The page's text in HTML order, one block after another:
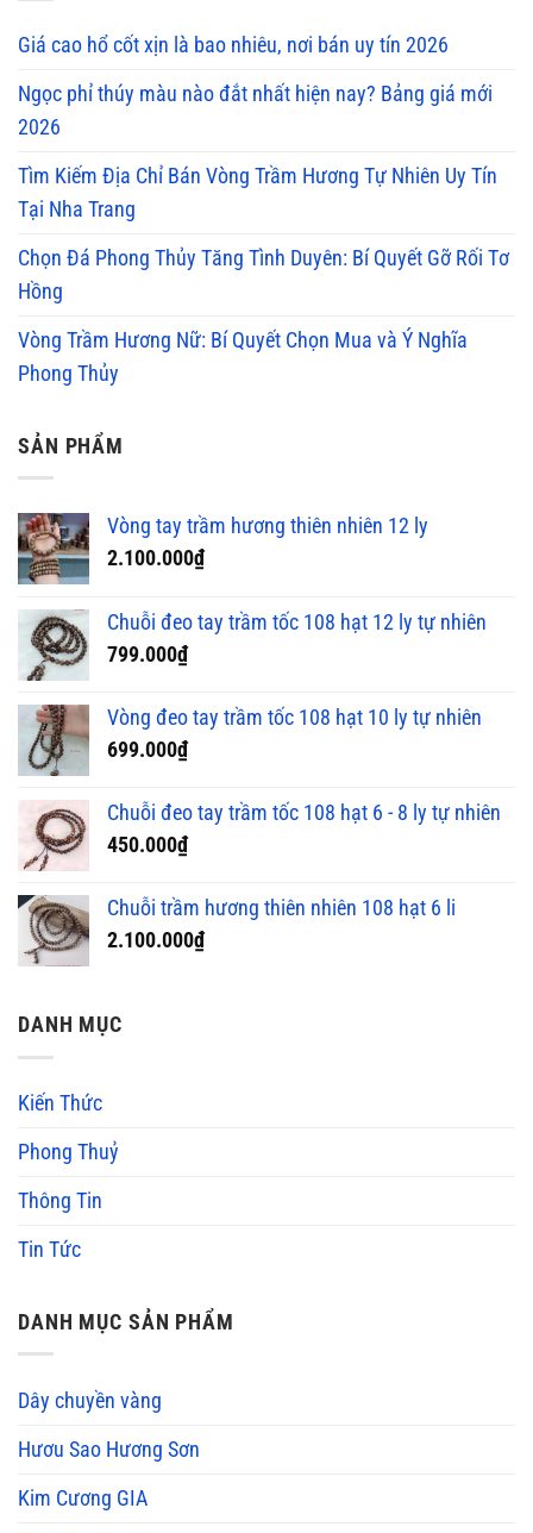
Giá cao hổ cốt xịn là bao nhiêu, nơi bán uy tín 2026
Ngọc phỉ thúy màu nào đắt nhất hiện nay? Bảng giá mới
2026
Tìm Kiếm Địa Chỉ Bán Vòng Trầm Hương Tự Nhiên Uy Tín
Tại Nha Trang
Chọn Đá Phong Thủy Tăng Tình Duyên: Bí Quyết Gỡ Rối Tơ
Hồng
Vòng Trầm Hương Nữ: Bí Quyết Chọn Mua và Ý Nghĩa
Phong Thủy
SẢN PHẨM
Vòng tay trầm hương thiên nhiên 12 ly
2.100.000₫
Chuỗi đeo tay trầm tốc 108 hạt 12 ly tự nhiên
799.000₫
Vòng đeo tay trầm tốc 108 hạt 10 ly tự nhiên
699.000₫
Chuỗi đeo tay trầm tốc 108 hạt 6 - 8 ly tự nhiên
450.000₫
Chuỗi trầm hương thiên nhiên 108 hạt 6 li
2.100.000₫
DANH MỤC
Kiến Thức
Phong Thuỷ
Thông Tin
Tin Tức
DANH MỤC SẢN PHẨM
Dây chuyền vàng
Hươu Sao Hương Sơn
Kim Cương GIA